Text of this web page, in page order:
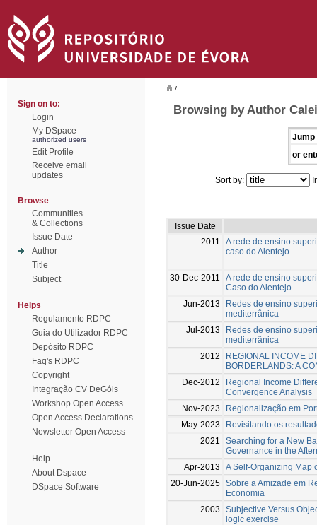
Sign on to:
Login
My DSpace
authorized users
Edit Profile
Receive email
updates
Browse
Communities
& Collections
Issue Date
Author
Title
Subject
Helps
Regulamento RDPC
Guia do Utilizador RDPC
Depósito RDPC
Faq's RDPC
Copyright
Integração CV DeGóis
Workshop Open Access
Open Access Declarations
Newsletter Open Access
Help
About Dspace
DSpace Software
/
Browsing by Author
Jump
or
Sort by:
Issue Date
2011
A rede de ensino
caso do Alentejo
30-Dec-2011
A rede de ensino
Caso do Alentejo
Jun-2013
Redes de ensino
mediterrânica
Jul-2013
Redes de ensino
mediterrânica
2012
REGIONAL INCOME
BORDERLANDS: A
Dec-2012
Regional Income
Convergence Analysis
Nov-2023
Regionalização em
May-2023
Revisitando os
2021
Searching for a New
Governance in the
Apr-2013
A Self-Organizing Map
20-Jun-2025 Sobre a Amizade em
Economia
2003
Subjective Versus
logic exercise